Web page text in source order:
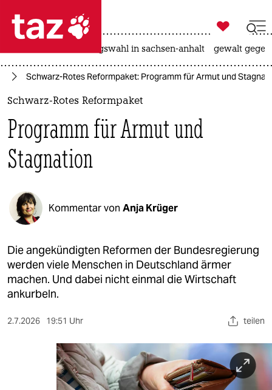
 taz zahl ich
taz zahl ich
politik
öko
gesellschaft
kultur
sport
berlin
nord
wahrheit

taz zahl ich
landtagswahl in sachsen-anhalt gewalt
Schwarz-Rotes Reformpaket: Programm für Armut und
Schwarz-Rotes Reformpaket
Programm für Armut und
Stagnation
Kommentar von Anja Krüger
Die angekündigten Reformen der Bundesregierung
werden viele Menschen in Deutschland ärmer
machen. Und dabei nicht einmal die Wirtschaft
ankurbeln.
2.7.2026 19:51 Uhr teilen